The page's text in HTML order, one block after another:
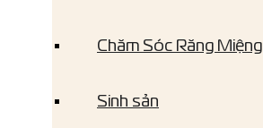
Chăm Sóc Răng Miệng
Sinh sản